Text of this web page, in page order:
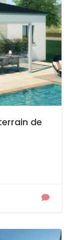
de